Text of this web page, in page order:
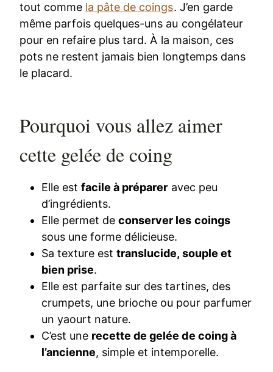
tout comme la pâte de coings. J’en garde
même parfois quelques-uns au congélateur
pour en refaire plus tard. À la maison, ces
pots ne restent jamais bien longtemps dans
le placard.
Pourquoi vous allez aimer
cette gelée de coing
Elle estfacile à préparer avec peu
d’ingrédients.
Elle permet deconserver les coings
sous une forme délicieuse.
Sa texture esttranslucide, souple et
bien prise.
Elle est parfaite sur des tartines, des
crumpets, une brioche ou pour parfumer
un yaourt nature.
C’est une recette de gelée de coing à
l’ancienne, simple et intemporelle.